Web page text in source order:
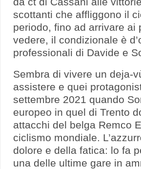
scottanti che affliggono il
periodo, fino ad arrivare ai
vedere, il condizionale è
professionali di Davide e
Sembra di vivere un deja-
assistere e quei
settembre 2021 quando
europeo in quel di Trento
attacchi del belga Remco
ciclismo mondiale.
dolore e della fatica: lo fa
una delle ultime gare in